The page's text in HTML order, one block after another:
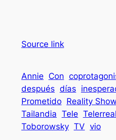
Source link
Annie Con
después días
Prometido Reality Show
Tailandia Tele
Toborowsky TV vio